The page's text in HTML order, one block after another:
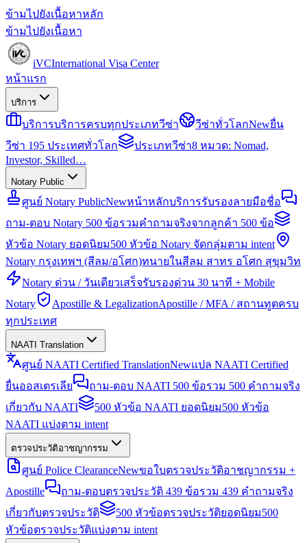
ข้ามไปยังเนื้อหาหลัก
ข้ามไปยังเนื้อหา
iVCInternational Visa Center
หน้าแรก
บริการ
บริการบริการครบทุกประเภทวีซ่า วีซ่าทั่วโลกNewยื่น
วีซ่า 195 ประเทศทั่วโลก
ประเภทวีซ่า8 หมวด: Nomad,
Investor, Skilled…
Notary Public
ศูนย์ Notary PublicNewหน้าหลักบริการรับรองลายมือชื่อ
ถาม-ตอบ Notary 500 ข้อรวมคำถามจริงจากลูกค้า 500 ข้อ
หัวข้อ Notary ยอดนิยม500 หัวข้อ Notary จัดกลุ่มตาม intent
Notary กรุงเทพฯ (สีลม/อโศก)ทนายในสีลม สาทร อโศก สุขุมวิท
Notary ด่วน / วันเดียวเสร็จรับรองด่วน 30 นาที + Mobile
Notary
Apostille & LegalizationApostille / MFA / สถานทูตครบ
ทุกประเทศ
NAATI Translation
ศูนย์ NAATI Certified TranslationNewแปล NAATI Certified
ยื่นออสเตรเลีย
ถาม-ตอบ NAATI 500 ข้อรวม 500 คำถามจริง
เกี่ยวกับ NAATI
500 หัวข้อ NAATI ยอดนิยม500 หัวข้อ
NAATI แบ่งตาม intent
ตรวจประวัติอาชญากรรม
ศูนย์ Police ClearanceNewขอใบตรวจประวัติอาชญากรรม +
Apostille
ถาม-ตอบตรวจประวัติ 439 ข้อรวม 439 คำถามจริง
เกี่ยวกับตรวจประวัติ
500 หัวข้อตรวจประวัติยอดนิยม500
หัวข้อตรวจประวัติแบ่งตาม intent